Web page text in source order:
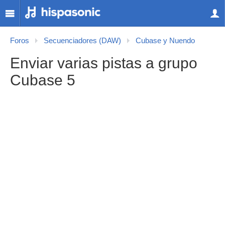
Foros Secuenciadores (DAW) Cubase y Nuendo
Enviar varias pistas a grupo
Cubase 5